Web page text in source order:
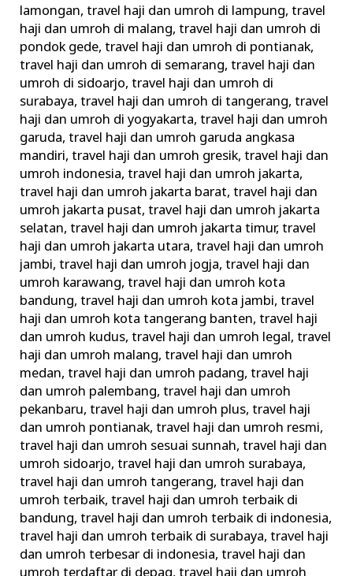
lamongan,travel haji dan umroh di lampung,travel
haji dan umroh di malang,travel haji dan umroh di
pondok gede,travel haji dan umroh di pontianak,
travel haji dan umroh di semarang,travel haji dan
umroh di sidoarjo,travel haji dan umroh di
surabaya,travel haji dan umroh di tangerang,travel
haji dan umroh di yogyakarta,travel haji dan umroh
garuda,travel haji dan umroh garuda angkasa
mandiri,travel haji dan umroh gresik,travel haji dan
umroh indonesia,travel haji dan umroh jakarta,
travel haji dan umroh jakarta barat,travel haji dan
umroh jakarta pusat,travel haji dan umroh jakarta
selatan,travel haji dan umroh jakarta timur,travel
haji dan umroh jakarta utara,travel haji dan umroh
jambi,travel haji dan umroh jogja,travel haji dan
umroh karawang,travel haji dan umroh kota
bandung,travel haji dan umroh kota jambi,travel
haji dan umroh kota tangerang banten,travel haji
dan umroh kudus,travel haji dan umroh legal,travel
haji dan umroh malang,travel haji dan umroh
medan,travel haji dan umroh padang,travel haji
dan umroh palembang,travel haji dan umroh
pekanbaru,travel haji dan umroh plus,travel haji
dan umroh pontianak,travel haji dan umroh resmi,
travel haji dan umroh sesuai sunnah,travel haji dan
umroh sidoarjo,travel haji dan umroh surabaya,
travel haji dan umroh tangerang,travel haji dan
umroh terbaik,travel haji dan umroh terbaik di
bandung,travel haji dan umroh terbaik di indonesia,
travel haji dan umroh terbaik di surabaya,travel haji
dan umroh terbesar di indonesia,travel haji dan